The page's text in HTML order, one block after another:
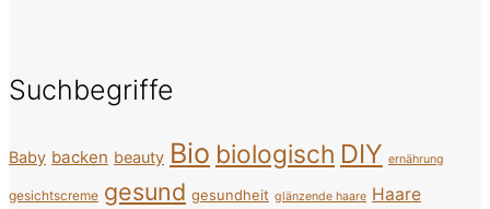
Suchbegriffe
Baby backen beauty Bio biologisch DIY ernährung
gesichtscreme gesund gesundheit glänzende haare Haare